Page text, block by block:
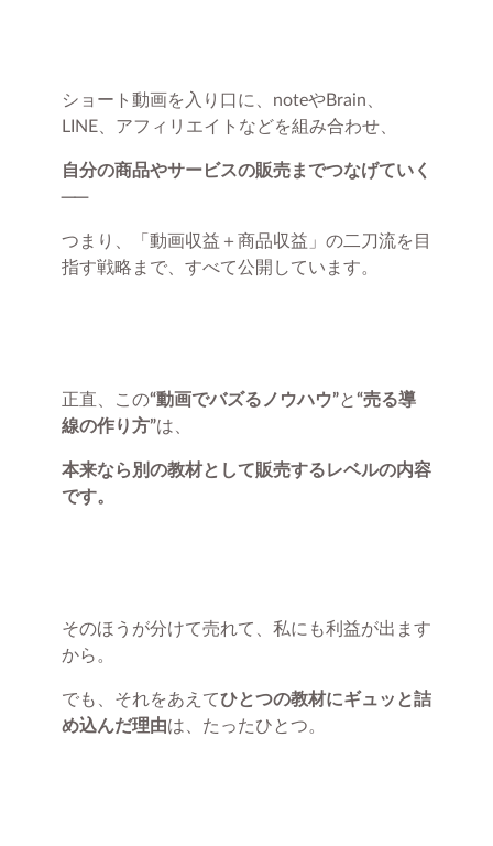
ショート動画を入り口に、noteやBrain、
LINE、アフィリエイトなどを組み合わせ、
自分の商品やサービスの販売までつなげていく
──
つまり、「動画収益＋商品収益」の二刀流を目
指す戦略まで、すべて公開しています。
正直、この“動画でバズるノウハウ”と“売る導
線の作り方”は、
本来なら別の教材として販売するレベルの内容
です。
そのほうが分けて売れて、私にも利益が出ます
から。
でも、それをあえてひとつの教材にギュッと詰
め込んだ理由は、たったひとつ。